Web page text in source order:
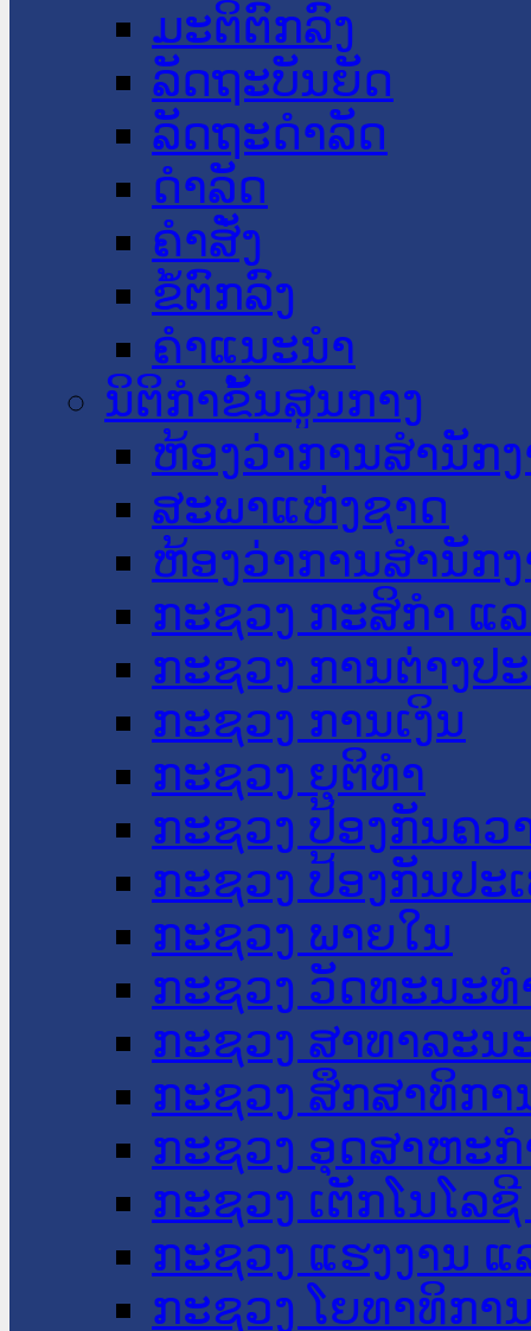
ມະຕິຕົກລົງ
ລັດຖະບັນຍັດ
ລັດຖະດໍາລັດ
ດໍາລັດ
ຄໍາສັ່ງ
ຂໍ້ຕົກລົງ
ຄໍາແນະນໍາ
ນິຕິກໍາຂັ້ນສູນກາງ
ຫ້ອງວ່າການສໍານັກ
ສະພາແຫ່ງຊາດ
ຫ້ອງວ່າການສຳນັກ
ກະຊວງ ກະສິກຳ ແ
ກະຊວງ ການຕ່າງປ
ກະຊວງ ການເງິນ
ກະຊວງ ຍຸຕິທໍາ
ກະຊວງ ປ້ອງກັນຄວ
ກະຊວງ ປ້ອງກັນປະ
ກະຊວງ ພາຍໃນ
ກະຊວງ ວັດທະນະ
ກະຊວງ ສາທາລະນ
ກະຊວງ ສຶກສາທິກາ
ກະຊວງ ອຸດສາຫະ
ກະຊວງ ເຕັກໂນໂລ
ກະຊວງ ແຮງງານ
ກະຊວງ ໂຍທາທິກາ